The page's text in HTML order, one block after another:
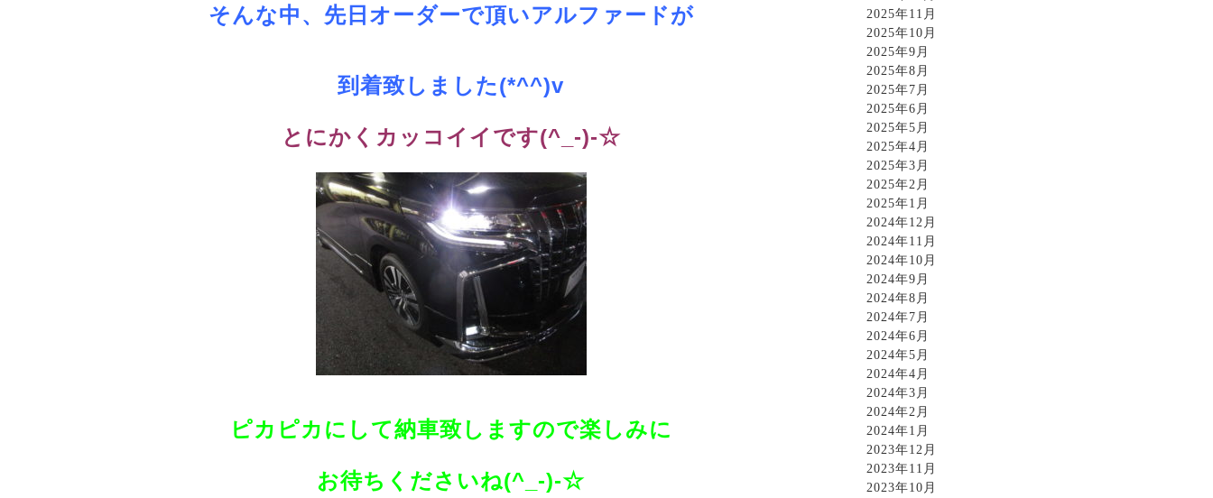
2025年11月
2025年10月
2025年9月
2025年8月
2025年7月
2025年6月
2025年5月
2025年4月
2025年3月
2025年2月
2025年1月
2024年12月
2024年11月
2024年10月
2024年9月
2024年8月
2024年7月
2024年6月
2024年5月
2024年4月
2024年3月
2024年2月
2024年1月
2023年12月
2023年11月
2023年10月
そんな中、先日オーダーで頂いアルファードが
到着致しました(*^^)v
とにかくカッコイイです(^_-)-☆
ピカピカにして納車致しますので楽しみに
お待ちくださいね(^_-)-☆